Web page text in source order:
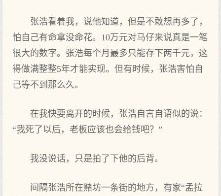
张浩看着我，说他知道，但是不敢想再多了，
怕自己有命拿没命花。10万元对马仔来说真是一笔
很大的数字。张浩每个月最多只能存下两千元，这
得做满整整5年才能实现。但有时候，张浩害怕自
己等不到那么久。
在我快要离开的时候，张浩自言自语似的说：
“我死了以后，老板应该也会给钱吧？”
我没说话，只是拍了下他的后背。
间隔张浩所在赌坊一条街的地方，有家“孟拉